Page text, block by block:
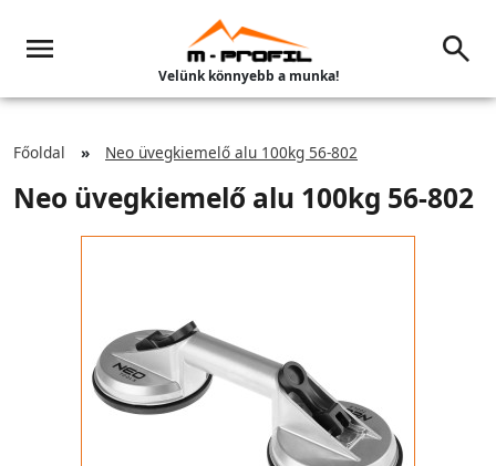
Velünk könnyebb a munka!
Főoldal Neo üvegkiemelő alu 100kg 56-802
Neo üvegkiemelő alu 100kg 56-802